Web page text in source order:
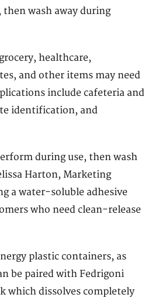
wash away during
healthcare,
and other items may need
include cafeteria and
identification, and
during use, then wash
Harton, Marketing
a water-soluble adhesive
who need clean-release
plastic containers, as
be paired with Fedrigoni
which dissolves completely